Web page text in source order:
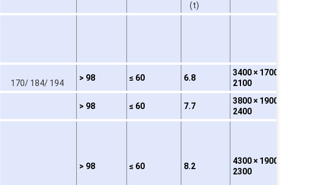
(t)
170/ 184/ 194
> 98 ≤ 60 6.8
3400 × 1700 ×
2100
> 98 ≤ 60 7.7
3800 × 1900 ×
2400
> 98 ≤ 60 8.2
4300 × 1900 ×
2300